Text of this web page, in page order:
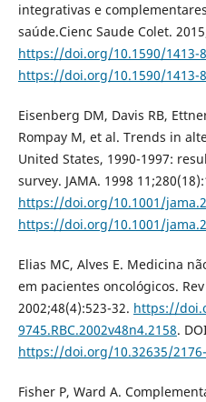
integrativas e
saúde.Cienc Saude Colet.
https://doi.org/10.1590/1413-
https://doi.org/10.1590/1413-
Eisenberg DM, Davis RB,
Rompay M, et al. Trends in
United States, 1990-1997:
survey. JAMA. 1998
https://doi.org/10.1001/
https://doi.org/10.1001/
Elias MC, Alves E. Medicina
em pacientes oncológicos.
2002;48(4):523-32. https://
9745.RBC.2002v48n4.2158.
https://doi.org/10.32635/2176-
Fisher P, Ward A.